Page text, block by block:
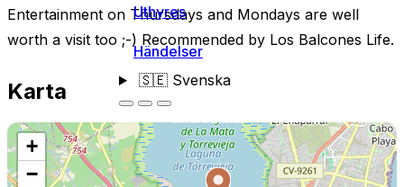
Uthyres
Händelser
🇸🇪Svenska
Entertainment on Thursdays and Mondays are well
worth a visit too ;-) Recommended by Los Balcones Life.
Karta
+
−